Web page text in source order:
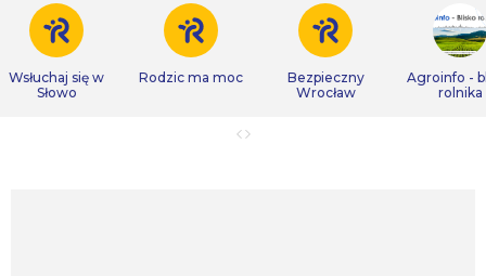
Wsłuchaj się w
Słowo
Rodzic ma moc
Bezpieczny
Wrocław
Agroinfo -
rolnika